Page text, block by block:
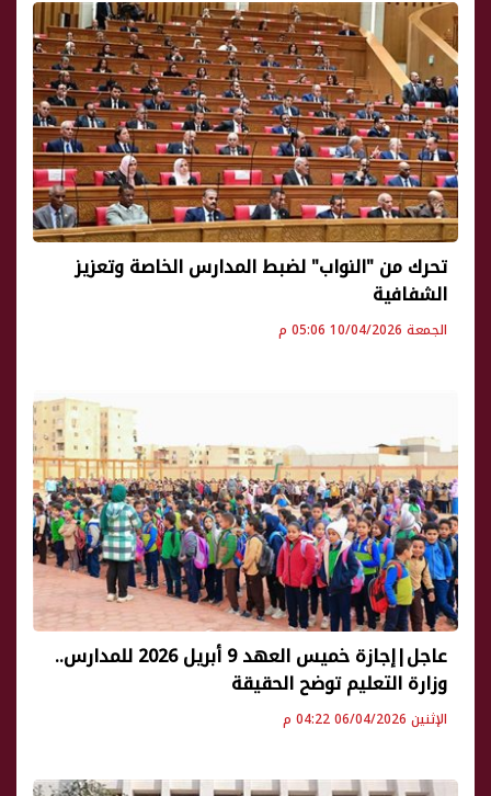
تحرك من "النواب" لضبط المدارس الخاصة وتعزيز
الشفافية
الجمعة 10/04/2026 05:06 م
عاجل|إجازة خميس العهد 9 أبريل 2026 للمدارس..
وزارة التعليم توضح الحقيقة
الإثنين 06/04/2026 04:22 م